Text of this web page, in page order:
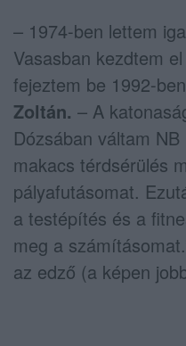
– 1974-ben lettem
Vasasban kezdtem
fejeztem be 1992-
Zoltán. – A
Dózsában váltam
makacs térdsérülés
pályafutásomat.
a testépítés és a
meg a
az edző (a képen